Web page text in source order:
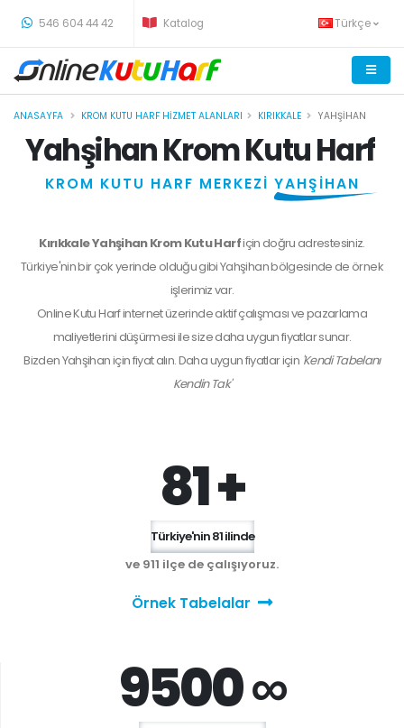
546 604 44 42 Katalog Türkçe
ANASAYFA KROM KUTU HARF HIZMET ALANLARI KIRIKKALE YAHŞIHAN
Yahşihan Krom Kutu Harf
KROM KUTU HARF MERKEZİ YAHŞİHAN
Kırıkkale Yahşihan Krom Kutu Harfiçin doğru adrestesiniz.
Türkiye'nin bir çok yerinde olduğu gibi Yahşihan bölgesinde de örnek
işlerimiz var.
Online Kutu Harf internet üzerinde aktif çalışması ve pazarlama
maliyetlerini düşürmesi ile size daha uygun fiyatlar sunar.
BizdenYahşihaniçin fiyat alın. Daha uygun fiyatlar için 'Kendi Tabelanı
Kendin Tak'
81 +
Türkiye'nin 81 ilinde
ve 911 ilçe de çalışıyoruz.
Örnek Tabelalar
9500 ∞